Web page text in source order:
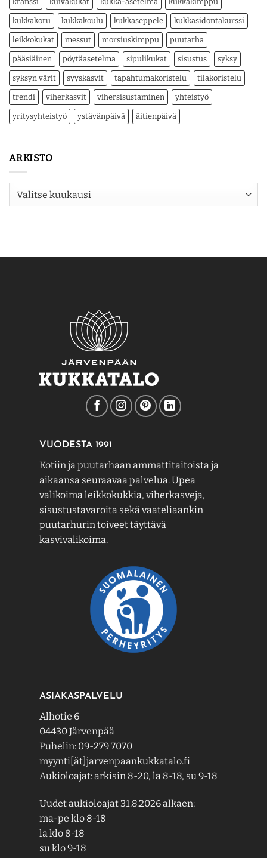
kukkakoru kukkakoulu kukkaseppele kukkasidontakurssi
leikkokukat messut morsiuskimppu puutarha
pääsiäinen pöytäasetelma sipulikukat sisustus syksy
syksyn värit syyskasvit tapahtumakoristelu tilakoristelu
trendi viherkasvit vihersisustaminen yhteistyö
yritysyhteistyö ystävänpäivä äitienpäivä
ARKISTO
Arkisto
VUODESTA 1991
Kotiin ja puutarhaan ammattitaitoista ja
aikaansa seuraavaa palvelua. Upea
valikoima leikkokukkia, viherkasveja,
sisustustavaroita sekä vaateliaankin
puutarhurin toiveet täyttävä
kasvivalikoima.
ASIAKASPALVELU
Alhotie 6
04430 Järvenpää
Puhelin: 09-279 7070
myynti[ät]jarvenpaankukkatalo.fi
Aukioloajat: arkisin 8-20, la 8-18, su 9-18
Uudet aukioloajat 31.8.2026 alkaen:
ma-pe klo 8-18
la klo 8-18
su klo 9-18